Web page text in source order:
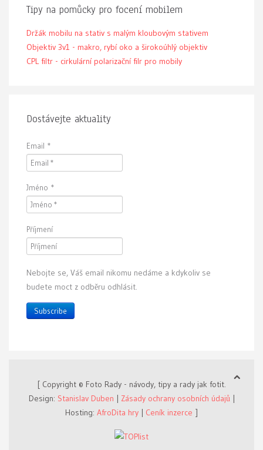
Tipy na pomůcky pro focení mobilem
Držák mobilu na stativ s malým kloubovým stativem
Objektiv 3v1 - makro, rybí oko a širokoúhlý objektiv
CPL filtr - cirkulární polarizační filr pro mobily
Dostávejte aktuality
Email *
Jméno *
Příjmení
Nebojte se, Váš email nikomu nedáme a kdykoliv se
budete moct z odběru odhlásit.
Subscribe
[ Copyright © Foto Rady - návody, tipy a rady jak fotit.
Design: Stanislav Duben Zásady ochrany osobních údajů|
Hosting: AfroDita hry Ceník inzerce ]